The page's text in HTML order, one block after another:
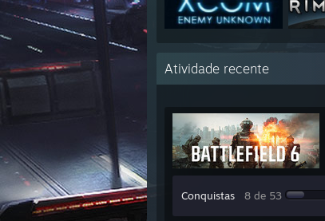
Atividade recente
Conquistas 8 de 53